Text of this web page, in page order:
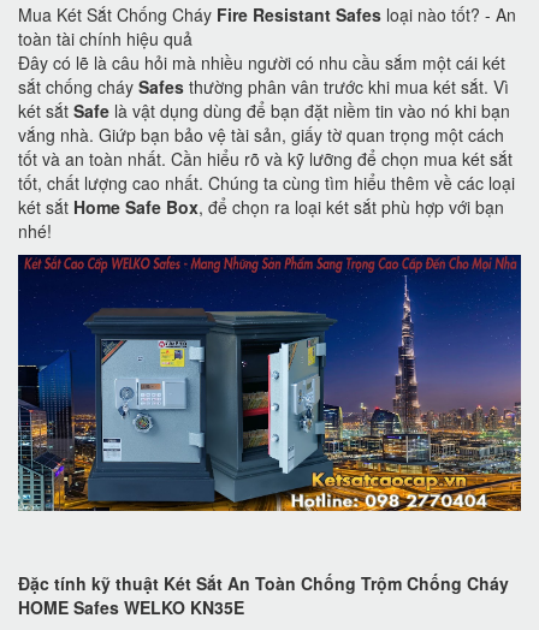
Mua Két Sắt Chống Cháy Fire Resistant Safes loại nào tốt? - An
toàn tài chính hiệu quả
Đây có lẽ là câu hỏi mà nhiều người có nhu cầu sắm một cái két
sắt chống cháy Safes thường phân vân trước khi mua két sắt. Vì
két sắt Safe là vật dụng dùng để bạn đặt niềm tin vào nó khi bạn
vắng nhà. Giứp bạn bảo vệ tài sản, giấy tờ quan trọng một cách
tốt và an toàn nhất. Cần hiểu rõ và kỹ lưỡng để chọn mua két sắt
tốt, chất lượng cao nhất. Chúng ta cùng tìm hiểu thêm về các loại
két sắt Home Safe Box, để chọn ra loại két sắt phù hợp với bạn
nhé!
Đặc tính kỹ thuật Két Sắt An Toàn Chống Trộm Chống Cháy
HOME Safes WELKO KN35E